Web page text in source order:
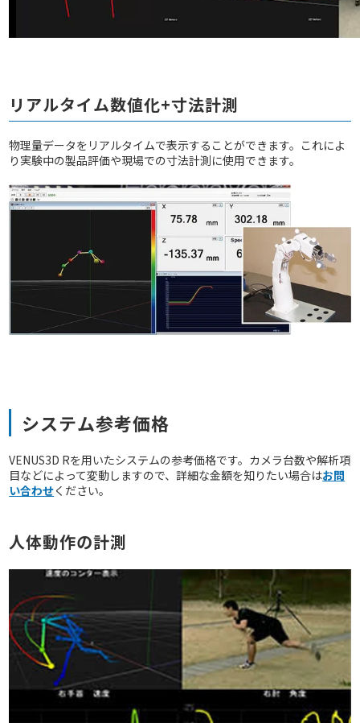
リアルタイム数値化+寸法計測
物理量データをリアルタイムで表示することができます。これによ
り実験中の製品評価や現場での寸法計測に使用できます。
システム参考価格
VENUS3D Rを用いたシステムの参考価格です。カメラ台数や解析項
目などによって変動しますので、詳細な金額を知りたい場合はお問
い合わせください。
人体動作の計測